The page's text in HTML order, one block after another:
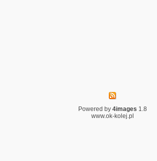
Powered by 4images 1.8
www.ok-kolej.pl